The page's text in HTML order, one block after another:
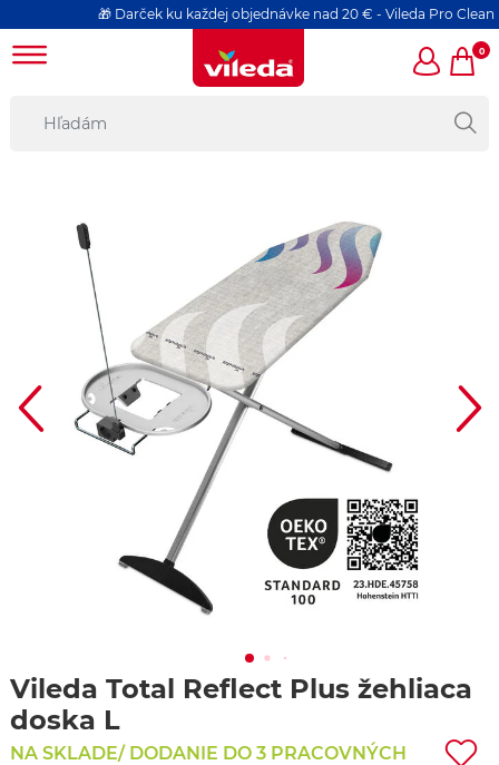
🎁 Darček ku každej objednávke nad 20 € - Vileda Pro Clean
0
Vileda Total Reflect Plus žehliaca
doska L
NA SKLADE/ DODANIE DO 3 PRACOVNÝCH